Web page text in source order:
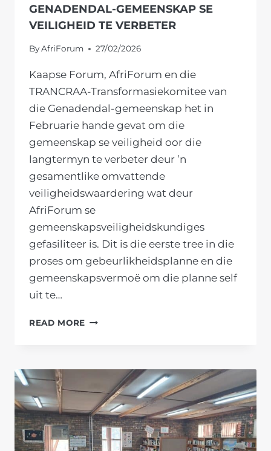
GENADENDAL-GEMEENSKAP SE
VEILIGHEID TE VERBETER
ByAfriForum 27/02/2026
Kaapse Forum, AfriForum en die
TRANCRAA-Transformasiekomitee van
die Genadendal-gemeenskap het in
Februarie hande gevat om die
gemeenskap se veiligheid oor die
langtermyn te verbeter deur ’n
gesamentlike omvattende
veiligheidswaardering wat deur
AfriForum se
gemeenskapsveiligheidskundiges
gefasiliteer is. Dit is die eerste tree in die
proses om gebeurlikheidsplanne en die
gemeenskapsvermoë om die planne self
uit te…
READ MORE ROLSPELERS
GENADENDAL-
GEMEENSKAP
SE
VEILIGHEID
TE